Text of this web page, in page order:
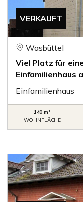
VERKAUFT
Wasbüttel
Viel Platz für
Einfamilienhaus
Einfamilienhaus
140 m²
WOHNFLÄCHE